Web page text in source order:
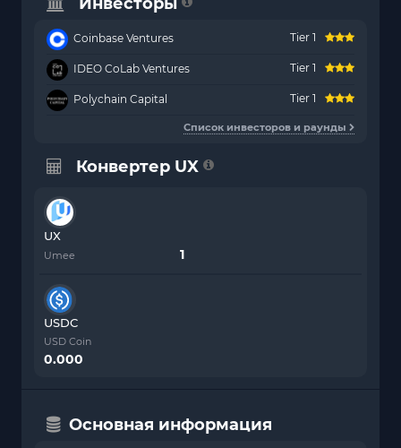
Coinbase Ventures Tier 1
IDEO CoLab Ventures Tier 1
Polychain Capital Tier 1
Список инвесторов и раунды
Конвертер UX
UX
Umee
USDC
USD Coin
0.000
Основная информация